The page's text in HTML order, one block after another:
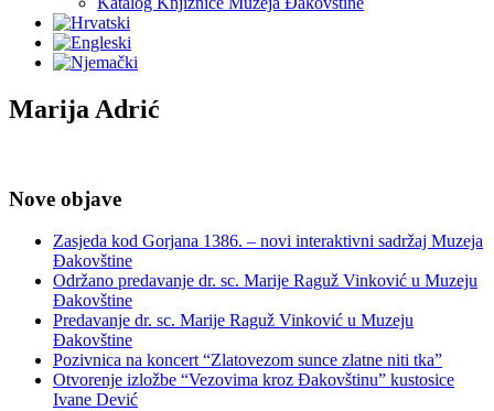
Marija Adrić
Nove objave
Zasjeda kod Gorjana 1386. – novi interaktivni sadržaj Muzeja
Đakovštine
Održano predavanje dr. sc. Marije Raguž Vinković u Muzeju
Đakovštine
Predavanje dr. sc. Marije Raguž Vinković u Muzeju
Đakovštine
Pozivnica na koncert “Zlatovezom sunce zlatne niti tka”
Otvorenje izložbe “Vezovima kroz Đakovštinu” kustosice
Ivane Dević